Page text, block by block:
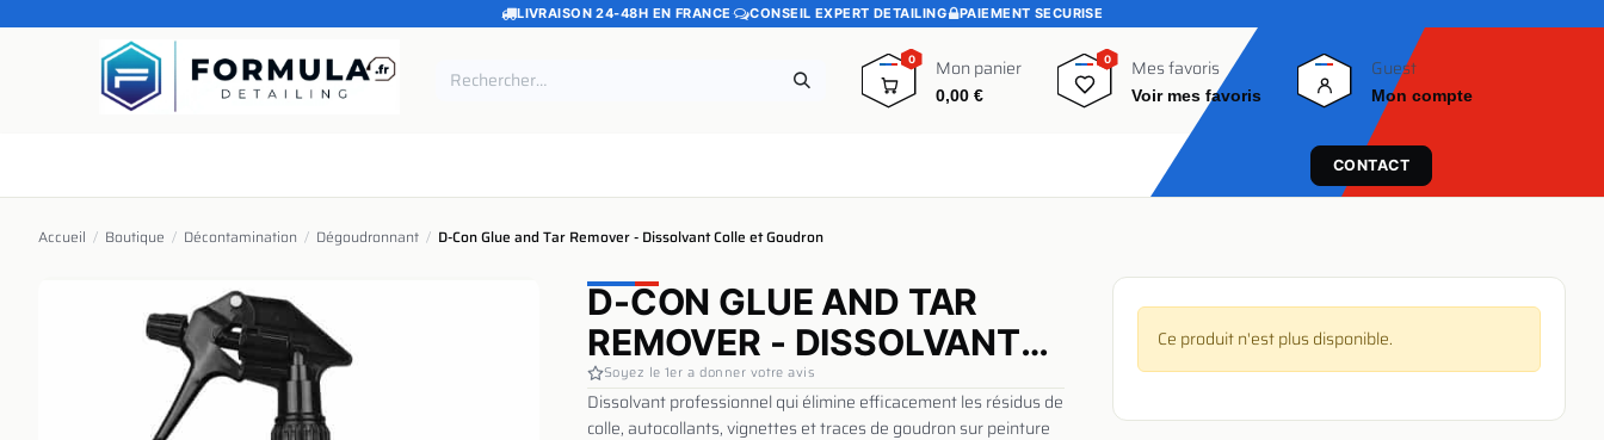
SE RENDRE AU CONTENU
LIVRAISON 24-48H EN FRANCE· CONSEIL EXPERT DETAILING· PAIEMENT SECURISE
0 Mon panier
0,00€
0
0 Mes favoris
Voir mes favoris
Guest
Mon compte
CONTACT
Accueil / Boutique / Décontamination / Dégoudronnant / D-Con Glue and Tar Remover - Dissolvant Colle et Goudron
D-CON GLUE AND TAR
REMOVER - DISSOLVANT
COLLE ET GOUDRON
Soyez le 1er a donner votre avis
Dissolvant professionnel qui élimine efficacement les résidus de
colle, autocollants, vignettes et traces de goudron sur peinture
Ce produit n'est plus disponible.